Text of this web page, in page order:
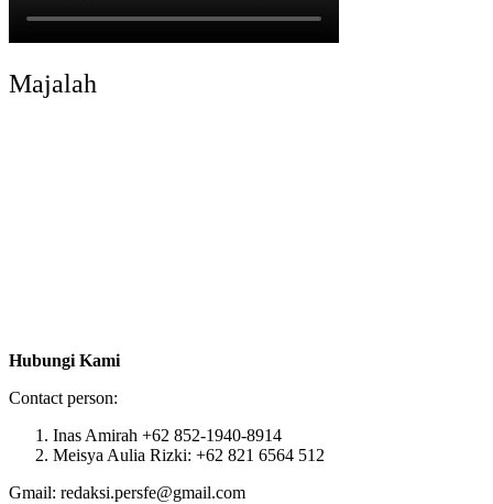
Majalah
Hubungi Kami
Contact person:
Inas Amirah +62 852-1940-8914
Meisya Aulia Rizki: +62 821 6564 512
Gmail: redaksi.persfe@gmail.com